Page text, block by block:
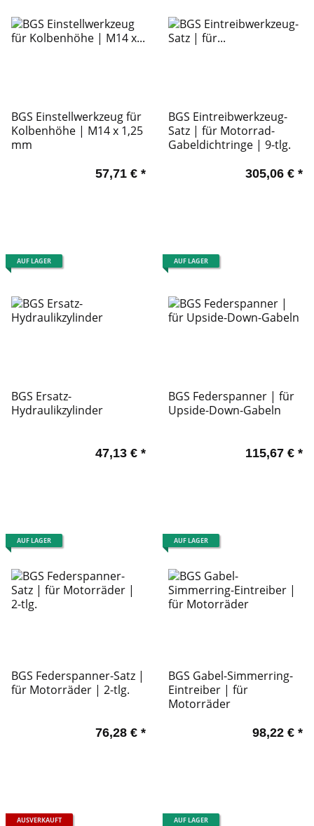
BGS Einstellwerkzeug für
Kolbenhöhe | M14 x 1,25
mm
57,71 € *
BGS Eintreibwerkzeug-
Satz | für Motorrad-
Gabeldichtringe | 9-tlg.
305,06 € *
AUF LAGER
BGS Ersatz-
Hydraulikzylinder
47,13 € *
AUF LAGER
BGS Federspanner | für
Upside-Down-Gabeln
115,67 € *
AUF LAGER
BGS Federspanner-Satz |
für Motorräder | 2-tlg.
76,28 € *
AUF LAGER
BGS Gabel-Simmerring-
Eintreiber | für
Motorräder
98,22 € *
AUSVERKAUFT AUF LAGER